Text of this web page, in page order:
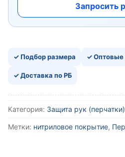
Запросить
✓ Подбор размера ✓ Оптовые
✓ Доставка по РБ
Категория: Защита рук (перчатки)
Метки: нитриловое покрытие,